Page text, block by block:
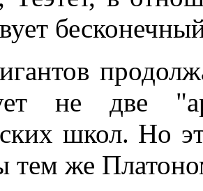
не две
школ. Но
тем же